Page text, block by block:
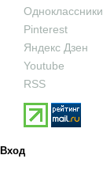
Одноклассники
Pinterest
Яндекс Дзен
Youtube
RSS
Вход